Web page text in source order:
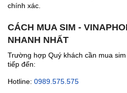
chính xác.
CÁCH MUA SIM -
NHANH NHẤT
Trường hợp Quý khách cần mua
tiếp đến:
Hotline: 0989.575.575